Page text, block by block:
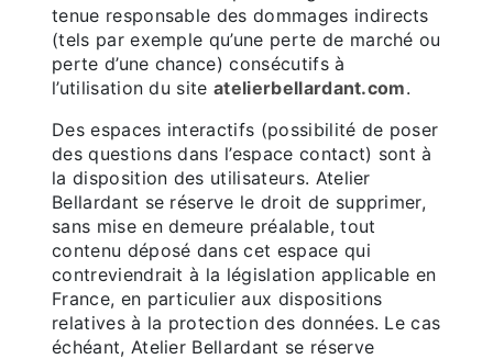
tenue responsable des dommages indirects
(tels par exemple qu’une perte de marché ou
perte d’une chance) consécutifs à
l’utilisation du siteatelierbellardant.com.
Des espaces interactifs (possibilité de poser
des questions dans l’espace contact) sont à
la disposition des utilisateurs. Atelier
Bellardant se réserve le droit de supprimer,
sans mise en demeure préalable, tout
contenu déposé dans cet espace qui
contreviendrait à la législation applicable en
France, en particulier aux dispositions
relatives à la protection des données. Le cas
échéant, Atelier Bellardant se réserve